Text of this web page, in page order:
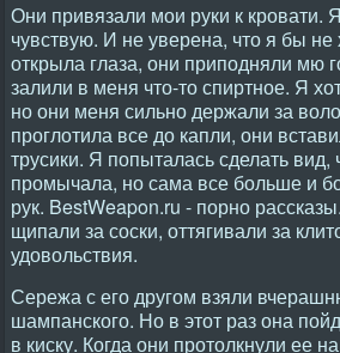
Они привязали мои руки к кровати.
чувствую. И не уверена, что я бы не
открыла глаза, они приподняли мю
залили в меня что-то спиртное. Я
но они меня сильно держали за
проглотила все до капли, они
трусики. Я попыталась сделать
промычала, но сама все больше и
рук. BestWeapon.ru - порно
щипали за соски, оттягивали за
удовольствия.
Сережа с его другом взяли
шампанского. Но в этот раз она
в киску. Когда они протолкнули ее